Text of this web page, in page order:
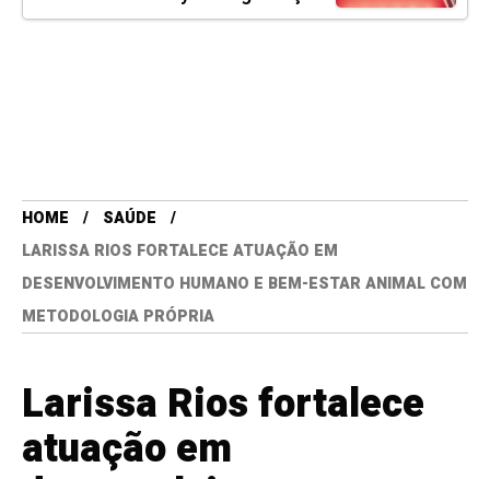
HOME
SAÚDE
LARISSA RIOS FORTALECE ATUAÇÃO EM
DESENVOLVIMENTO HUMANO E BEM-ESTAR ANIMAL COM
METODOLOGIA PRÓPRIA
Larissa Rios fortalece
atuação em